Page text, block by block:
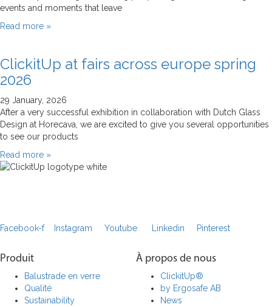
events and moments that leave
Read more »
ClickitUp at fairs across europe spring
2026
29 January, 2026
After a very successful exhibition in collaboration with Dutch Glass
Design at Horecava, we are excited to give you several opportunities
to see our products
Read more »
Facebook-f Instagram Youtube Linkedin Pinterest
Produit
Balustrade en verre
Qualité
Sustainability
À propos de nous
ClickitUp®
by Ergosafe AB
News